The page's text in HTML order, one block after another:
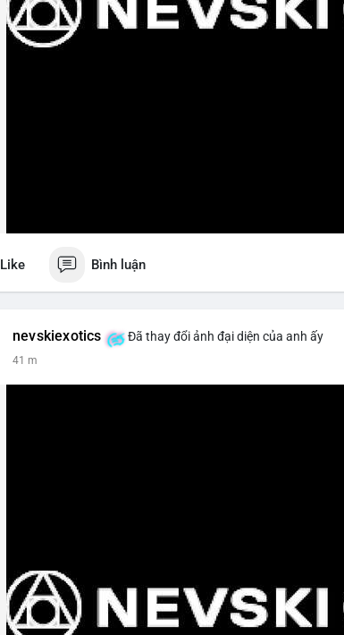
Like Bình luận
nevskiexotics Đã thay đổi ảnh đại diện của anh ấy
41 m